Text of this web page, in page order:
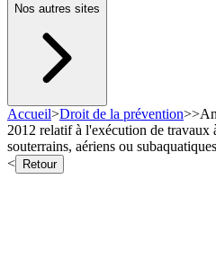
Nos autres sites
Accueil>Droit de la prévention>>
2012 relatif à l'exécution de travaux
souterrains, aériens ou
<
Retour